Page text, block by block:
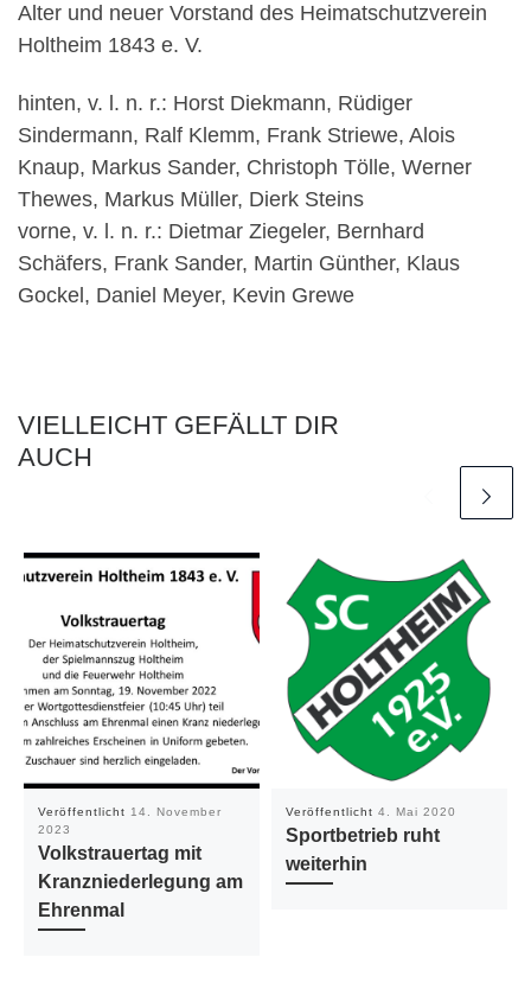
Alter und neuer Vorstand des Heimatschutzverein
Holtheim 1843 e. V.
hinten, v. l. n. r.: Horst Diekmann, Rüdiger
Sindermann, Ralf Klemm, Frank Striewe, Alois
Knaup, Markus Sander, Christoph Tölle, Werner
Thewes, Markus Müller, Dierk Steins
vorne, v. l. n. r.: Dietmar Ziegeler, Bernhard
Schäfers, Frank Sander, Martin Günther, Klaus
Gockel, Daniel Meyer, Kevin Grewe
VIELLEICHT GEFÄLLT DIR
AUCH
Veröffentlicht 14. November
2023
Volkstrauertag mit
Kranzniederlegung am
Ehrenmal
Veröffentlicht 4. Mai 2020
Sportbetrieb ruht
weiterhin